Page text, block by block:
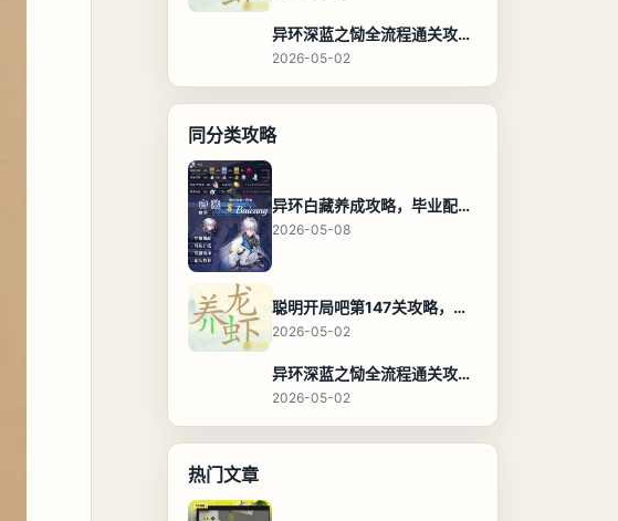
异环深蓝之恸全流程通关攻略，教程与隐藏奖励
2026-05-02
同分类攻略
异环白藏养成攻略，毕业配装、技能加点与阵容搭配保姆级解析
2026-05-08
聪明开局吧第147关攻略，养龙虾找出27个常用字通关答案
2026-05-02
异环深蓝之恸全流程通关攻略，教程与隐藏奖励
2026-05-02
热门文章